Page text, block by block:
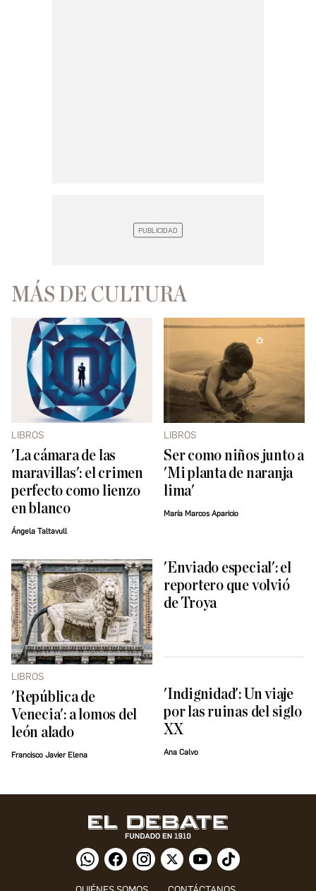
MÁS DE CULTURA
LIBROS
'La cámara de las
maravillas': el crimen
perfecto como lienzo
en blanco
Ángela Taltavull
LIBROS
Ser como niños junto a
'Mi planta de naranja
lima'
María Marcos Aparicio
LIBROS
'República de
Venecia': a lomos del
león alado
Francisco Javier Elena
'Enviado especial': el
reportero que volvió
de Troya
'Indignidad': Un viaje
por las ruinas del siglo
XX
Ana Calvo